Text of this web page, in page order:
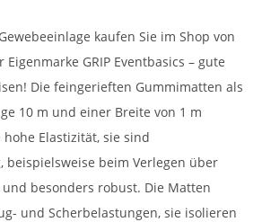
kaufen Sie im Shop von
GRIP Eventbasics – gute
Die feingerieften Gummimatten als
10 m und einer Breite von 1 m
Elastizität, sie sind
beispielsweise beim Verlegen über
besonders robust. Die Matten
und Scherbelastungen, sie isolieren